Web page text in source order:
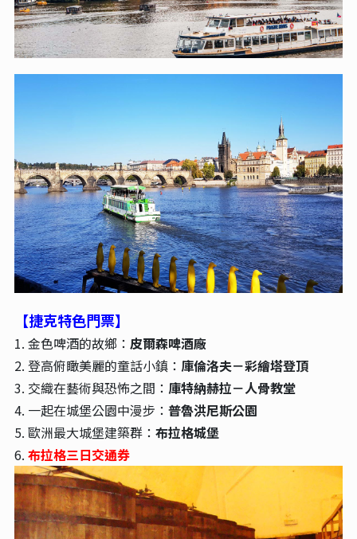
【捷克特色門票】
1. 金色啤酒的故鄉： 皮爾森啤酒廠
2. 登高俯瞰美麗的童話小鎮： 庫倫洛夫－彩繪塔登頂
3. 交織在藝術與恐怖之間： 庫特納赫拉－人骨教堂
4. 一起在城堡公園中漫步： 普魯洪尼斯公園
5. 歐洲最大城堡建築群： 布拉格城堡
6. 布拉格三日交通券